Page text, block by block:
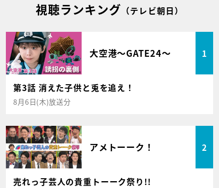
視聴ランキング （テレビ朝日）
大空港～GATE24～ 1
第3話 消えた子供と兎を追え！
8月6日(木)放送分
アメトーーク！ 2
売れっ子芸人の貴重トーーク祭り!!